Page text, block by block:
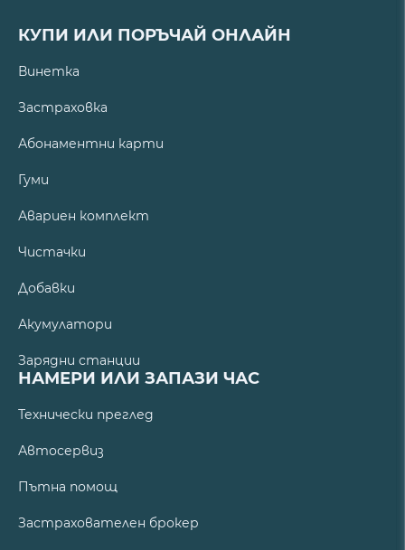
КУПИ ИЛИ ПОРЪЧАЙ ОНЛАЙН
Винетка
Застраховка
Абонаментни карти
Гуми
Авариен комплект
Чистачки
Добавки
Акумулатори
Зарядни станции
НАМЕРИ ИЛИ ЗАПАЗИ ЧАС
Технически преглед
Автосервиз
Пътна помощ
Застрахователен брокер